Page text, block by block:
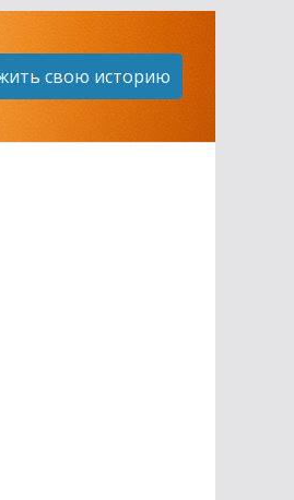
свою историю